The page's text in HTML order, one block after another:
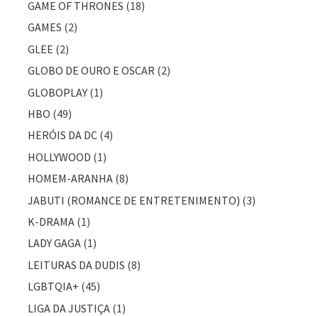
GAME OF THRONES (18)
GAMES (2)
GLEE (2)
GLOBO DE OURO E OSCAR (2)
GLOBOPLAY (1)
HBO (49)
HERÓIS DA DC (4)
HOLLYWOOD (1)
HOMEM-ARANHA (8)
JABUTI (ROMANCE DE ENTRETENIMENTO) (3)
K-DRAMA (1)
LADY GAGA (1)
LEITURAS DA DUDIS (8)
LGBTQIA+ (45)
LIGA DA JUSTIÇA (1)